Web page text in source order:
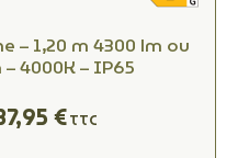
– 1,20 m 4300 lm ou
4000K – IP65
€TTC